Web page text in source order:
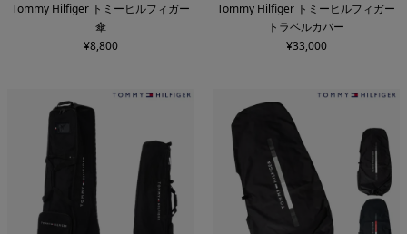
Tommy Hilfiger トミーヒルフィガー
傘
¥8,800
Tommy Hilfiger トミーヒルフィガー
トラベルカバー
¥33,000